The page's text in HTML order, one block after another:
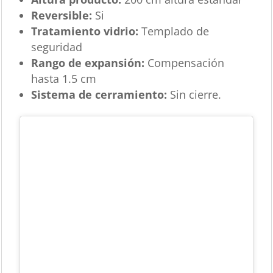
Reversible: Si
Tratamiento vidrio: Templado de
seguridad
Rango de expansión: Compensación
hasta 1.5 cm
Sistema de cerramiento: Sin cierre.